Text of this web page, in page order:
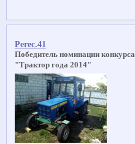
Perec.41
Победитель номинации конкурса
"Трактор года 2014"